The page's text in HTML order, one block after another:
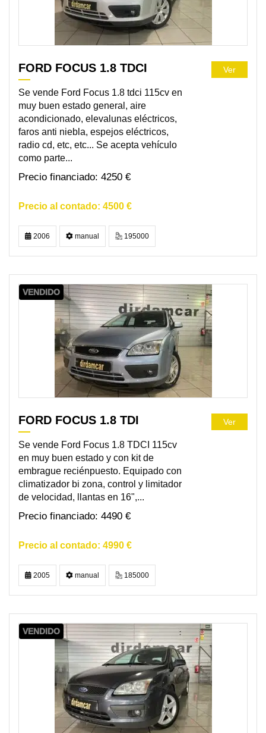
FORD FOCUS 1.8 TDCI
Se vende Ford Focus 1.8 tdci 115cv en
muy buen estado general, aire
acondicionado, elevalunas eléctricos,
faros anti niebla, espejos eléctricos,
radio cd, etc, etc... Se acepta vehículo
como parte...
4250 €
4500 €
Ver
2006 manual 195000
VENDIDO
FORD FOCUS 1.8 TDI
Se vende Ford Focus 1.8 TDCI 115cv
en muy buen estado y con kit de
embrague reciénpuesto. Equipado con
climatizador bi zona, control y limitador
de velocidad, llantas en 16",...
4490 €
4990 €
Ver
2005 manual 185000
VENDIDO